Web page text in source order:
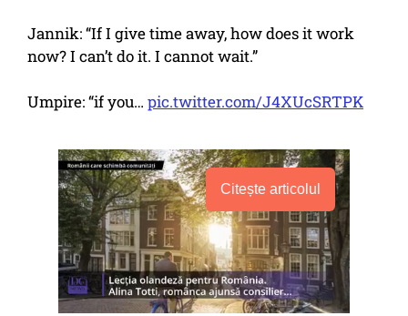
Jannik: “If I give time away, how does it work
now? I can’t do it. I cannot wait.”
Umpire: “if you… pic.twitter.com/J4XUcSRTPK
Citește articolul